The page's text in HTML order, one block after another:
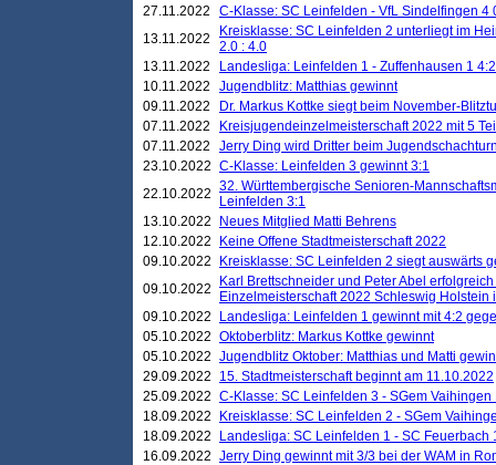
27.11.2022
C-Klasse: SC Leinfelden - VfL Sindelfingen 4
13.11.2022
Kreisklasse: SC Leinfelden 2 unterliegt im
2.0 : 4.0
13.11.2022
Landesliga: Leinfelden 1 - Zuffenhausen 1 4:2
10.11.2022
Jugendblitz: Matthias gewinnt
09.11.2022
Dr. Markus Kottke siegt beim November-
07.11.2022
Kreisjugendeinzelmeisterschaft 2022 mit 5
07.11.2022
Jerry Ding wird Dritter beim
23.10.2022 C-Klasse: Leinfelden 3 gewinnt 3:1
22.10.2022 32. Württembergische Senioren-
Leinfelden 3:1
13.10.2022
Neues Mitglied Matti Behrens
12.10.2022
Keine Offene Stadtmeisterschaft 2022
09.10.2022
Kreisklasse: SC Leinfelden 2 siegt auswärts
09.10.2022
Karl Brettschneider und Peter Abel
Einzelmeisterschaft 2022 Schleswig Holstein
09.10.2022
Landesliga: Leinfelden 1 gewinnt mit 4:2
05.10.2022 Oktoberblitz: Markus Kottke gewinnt
05.10.2022 Jugendblitz Oktober: Matthias und Matti
29.09.2022
15. Stadtmeisterschaft beginnt am 11.10.2022
25.09.2022 C-Klasse: SC Leinfelden 3 - SGem Vaihingen
18.09.2022
Kreisklasse: SC Leinfelden 2 - SGem
18.09.2022
Landesliga: SC Leinfelden 1 - SC Feuerbach
16.09.2022 Jerry Ding gewinnt mit 3/3 bei der WAM in